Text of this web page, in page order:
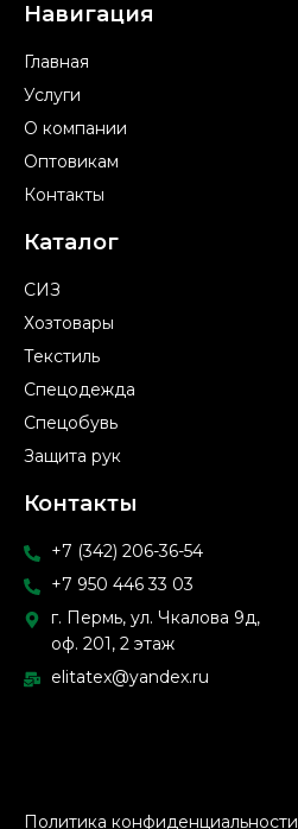
Навигация
Главная
Услуги
О компании
Оптовикам
Контакты
Каталог
СИЗ
Хозтовары
Текстиль
Спецодежда
Спецобувь
Защита рук
Контакты
+7 (342) 206-36-54
+7 950 446 33 03
г. Пермь, ул. Чкалова 9д,
оф. 201, 2 этаж
elitatex@yandex.ru
Политика конфиденциальности